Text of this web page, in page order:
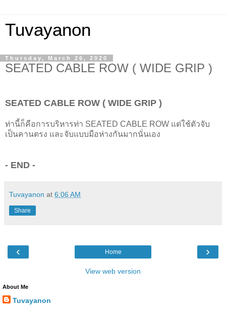
Tuvayanon
Thursday, March 26, 2020
SEATED CABLE ROW ( WIDE GRIP )
SEATED CABLE ROW ( WIDE GRIP )
ท่านี้ก็คือการบริหารท่า SEATED CABLE ROW แต่ใช้ตัวจับ
เป็นคานตรง และจับแบบมือห่างกันมากนั่นเอง
- END -
Tuvayanon at 6:06 AM
Share
‹ ›
Home
View web version
About Me
Tuvayanon